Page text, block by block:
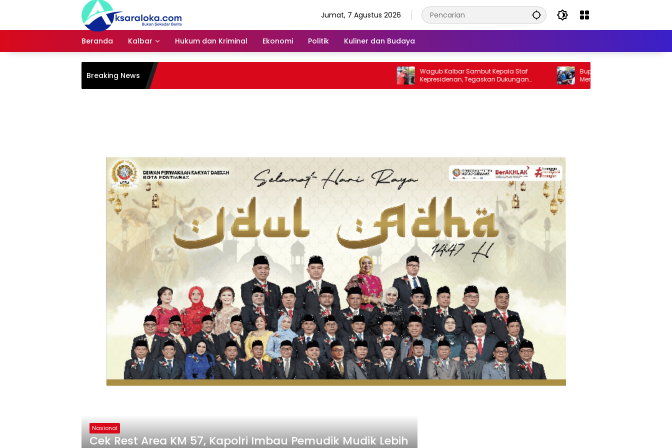
Jumat, 7 Agustus 2026
Beranda Kalbar Hukum dan Kriminal Ekonomi Politik Kuliner dan Budaya
Breaking News
Wagub Kalbar Sambut Kepala Staf
Kepresidenan, Tegaskan Dukungan
untuk Hilirisasi Bauksit
Bupati Karolin Bagikan Ribuan
Merah Putih di Landak, Ajak
Jaga Persatuan
Nasional
Cek Rest Area KM 57, Kapolri Imbau Pemudik Mudik Lebih